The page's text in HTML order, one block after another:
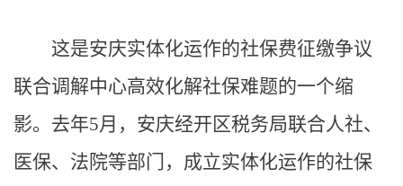
这是安庆实体化运作的社保费征缴争议
联合调解中心高效化解社保难题的一个缩
影。去年5月，安庆经开区税务局联合人社、
医保、法院等部门，成立实体化运作的社保